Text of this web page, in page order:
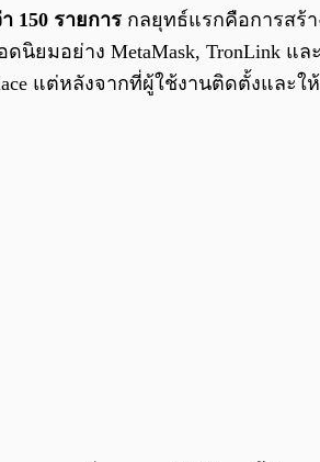
150 รายการ กลยุทธ์แรกคือการสร้า
นิยมอย่าง MetaMask, TronLink
แต่หลังจากที่ผู้ใช้งานติดตั้งและ